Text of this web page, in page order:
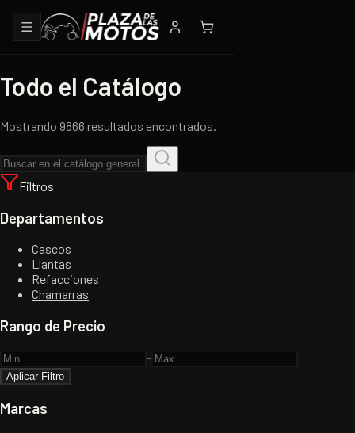
Todo el Catálogo
Mostrando 9866 resultados encontrados.
Filtros
Departamentos
Cascos
Llantas
Refacciones
Chamarras
Rango de Precio
-
Aplicar Filtro
Marcas